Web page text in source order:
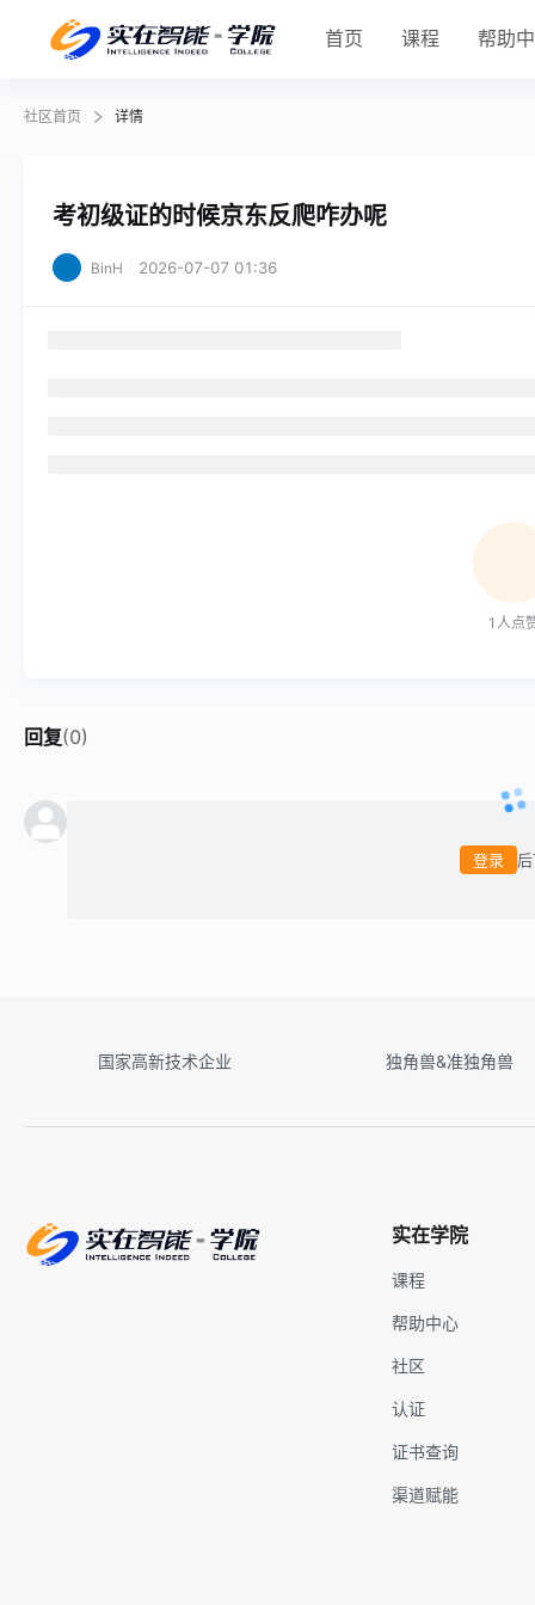
首页 课程 帮助
社区首页 详情
考初级证的时候京东反爬咋办呢
BinH 2026-07-07 01:36
1 人点
回复(0)
登录
国家高新技术企业 独角兽&准独角兽
实在学院
课程
帮助中心
社区
认证
证书查询
渠道赋能